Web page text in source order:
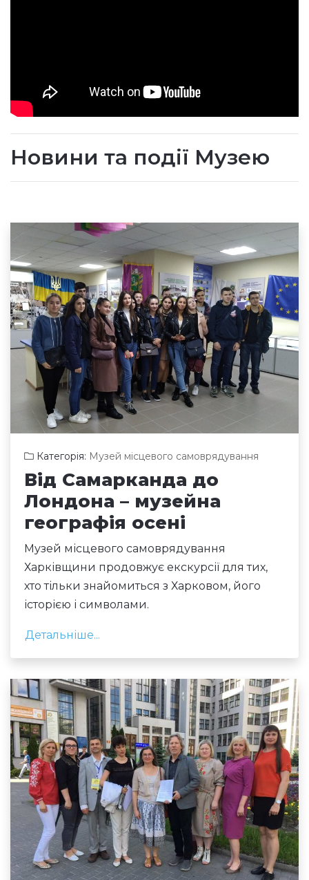
Новини та події Музею
Категорія: Музей місцевого самоврядування
Від Самарканда до
Лондона – музейна
географія осені
Музей місцевого самоврядування
Харківщини продовжує екскурсії для тих,
хто тільки знайомиться з Харковом, його
історією і символами.
Детальніше...